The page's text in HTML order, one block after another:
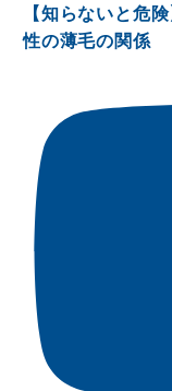
【知らないと危
性の薄毛の関係